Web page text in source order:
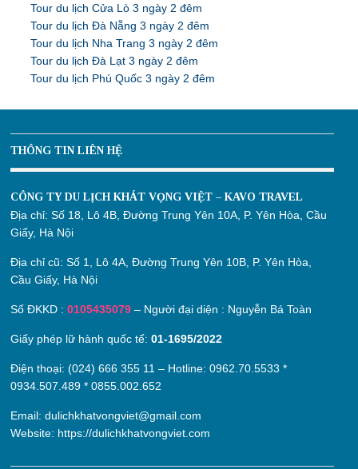
Tour du lịch Cửa Lò 3 ngày 2 đêm
Tour du lịch Đà Nẵng 3 ngày 2 đêm
Tour du lịch Nha Trang 3 ngày 2 đêm
Tour du lịch Đà Lạt 3 ngày 2 đêm
Tour du lịch Phú Quốc 3 ngày 2 đêm
THÔNG TIN LIÊN HỆ
CÔNG TY DU LỊCH KHÁT VỌNG VIỆT – KAVO TRAVEL
Địa chỉ:Số 18, Lô 4B, Đường Trung Yên 10A, P. Yên Hòa, Cầu
Giấy, Hà Nội
Địa chỉ cũ:Số 1, Lô 4A, Đường Trung Yên 10B, P. Yên Hòa,
Cầu Giấy, Hà Nội
Số ĐKKD :0105435079 – Người đại diện : Nguyễn Bá Toàn
Giấy phép lữ hành quốc tế:01-1695/2022
Điện thoại: (024) 666 355 11 – Hotline:0962.70.5533 *
0934.507.489 *0855.002.652
Email:dulichkhatvongviet@gmail.com
Website: https://dulichkhatvongviet.com